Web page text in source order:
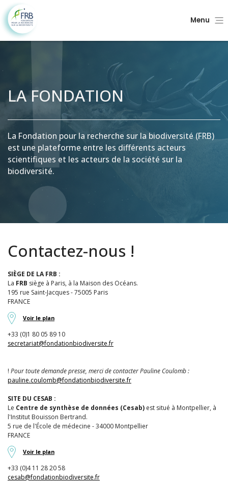
Menu
LA FONDATION
La Fondation pour la recherche sur la biodiversité (FRB)
est une plateforme entre les différents acteurs
scientifiques et les acteurs de la société sur la
biodiversité.
Contactez-nous !
SIÈGE DE LA FRB :
La FRB siège à Paris, à la Maison des Océans.
195 rue Saint-Jacques - 75005 Paris
FRANCE
Voir le plan
+33 (0)1 80 05 89 10
secretariat@fondationbiodiversite.fr
! Pour toute demande presse, merci de contacter Pauline Coulomb :
pauline.coulomb@fondationbiodiversite.fr
SITE DU CESAB :
Le Centre de synthèse de données (Cesab) est situé à Montpellier, à
l'Institut Bouisson Bertrand.
5 rue de l'École de médecine - 34000 Montpellier
FRANCE
Voir le plan
+33 (0)4 11 28 20 58
cesab@fondationbiodiversite.fr